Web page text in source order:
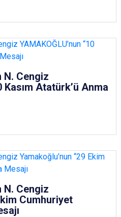
N. Cengiz
Kasım Atatürk’ü Anma
N. Cengiz
Cumhuriyet